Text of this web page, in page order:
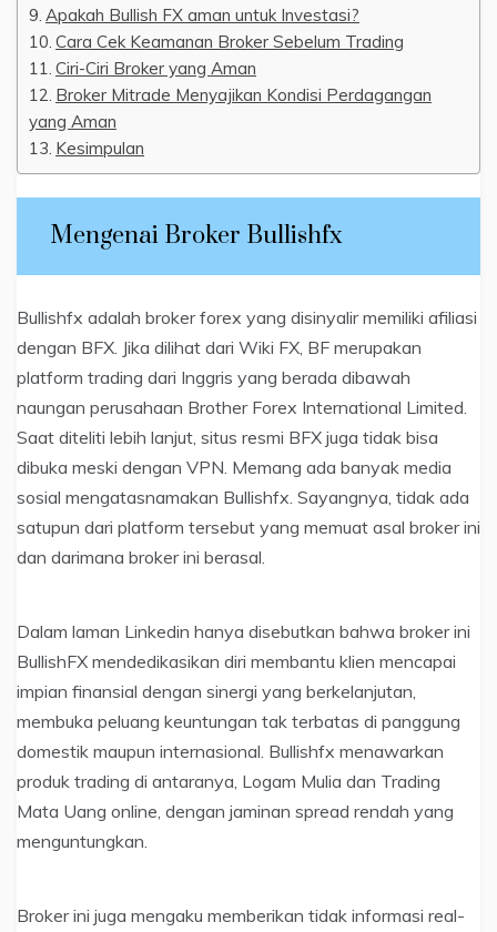
Apakah Bullish FX aman untuk Investasi?
Cara Cek Keamanan Broker Sebelum Trading
Ciri-Ciri Broker yang Aman
Broker Mitrade Menyajikan Kondisi Perdagangan
yang Aman
Kesimpulan
Mengenai Broker Bullishfx
Bullishfx adalah broker forex yang disinyalir memiliki afiliasi
dengan BFX. Jika dilihat dari Wiki FX, BF merupakan
platform trading dari Inggris yang berada dibawah
naungan perusahaan Brother Forex International Limited.
Saat diteliti lebih lanjut, situs resmi BFX juga tidak bisa
dibuka meski dengan VPN. Memang ada banyak media
sosial mengatasnamakan Bullishfx. Sayangnya, tidak ada
satupun dari platform tersebut yang memuat asal broker ini
dan darimana broker ini berasal.
Dalam laman Linkedin hanya disebutkan bahwa broker ini
BullishFX mendedikasikan diri membantu klien mencapai
impian finansial dengan sinergi yang berkelanjutan,
membuka peluang keuntungan tak terbatas di panggung
domestik maupun internasional. Bullishfx menawarkan
produk trading di antaranya, Logam Mulia dan Trading
Mata Uang online, dengan jaminan spread rendah yang
menguntungkan.
Broker ini juga mengaku memberikan tidak informasi real-